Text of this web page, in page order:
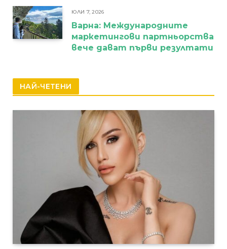
ЮЛИ 7, 2026
Варна: Международните
маркетингови партньорства
вече дават първи резултати
НАЙ-ЧЕТЕНИ